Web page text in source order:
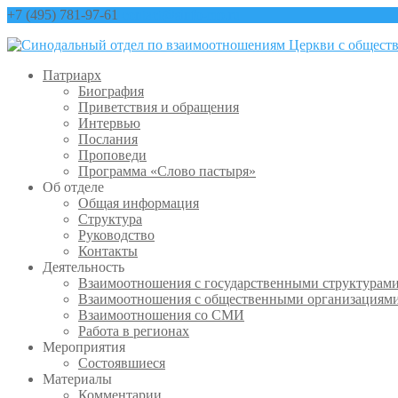
+7 (495) 781-97-61
Патриарх
Биография
Приветствия и обращения
Интервью
Послания
Проповеди
Программа «Слово пастыря»
Об отделе
Общая информация
Структура
Руководство
Контакты
Деятельность
Взаимоотношения с государственными
Взаимоотношения с общественными
Взаимоотношения со СМИ
Работа в регионах
Мероприятия
Состоявшиеся
Материалы
Комментарии